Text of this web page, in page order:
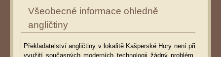
Všeobecné informace ohledně
angličtiny
Překladatelství angličtiny v lokalitě Kašperské Hory není při
využití současných moderních technologii žádný problém.